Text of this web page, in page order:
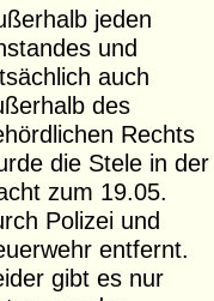
jeden
und
auch
des
Rechts
die Stele in der
zum 19.05.
Polizei und
entfernt.
gibt es nur